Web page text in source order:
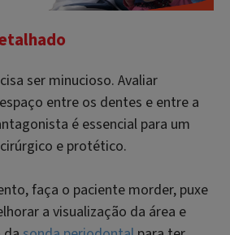
ser minucioso. Avaliar
entre os dentes e entre a
é essencial para um
e protético.
faça o paciente morder, puxe
a visualização da área e